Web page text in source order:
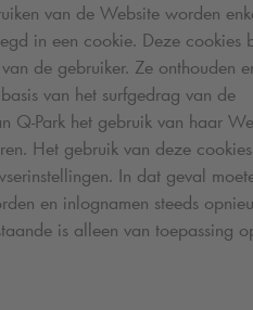
van de Website worden
in een cookie. Deze cookies
de gebruiker. Ze onthouden
van het surfgedrag van de
Q-Park het gebruik van haar
Het gebruik van deze
In dat geval
en inlognamen steeds
is alleen van toepassing